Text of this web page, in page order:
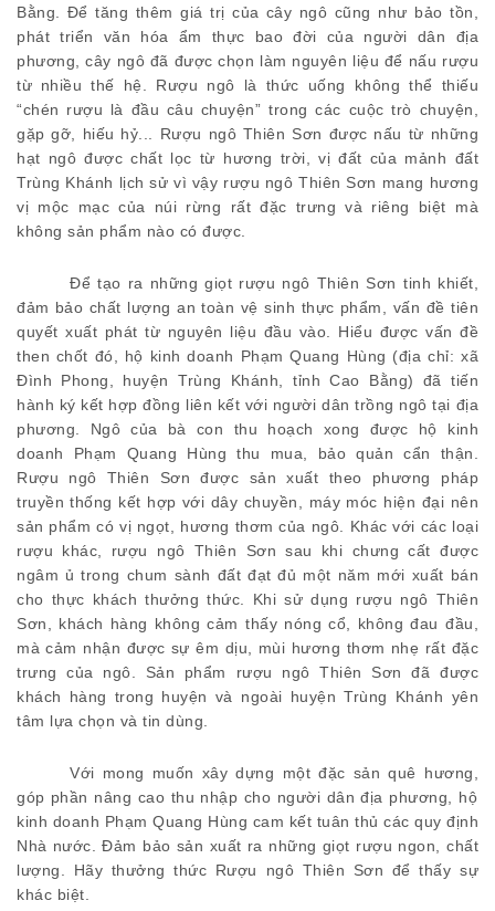
Bằng. Để tăng thêm giá trị của cây ngô cũng như bảo tồn,
phát triển văn hóa ẩm thực bao đời của người dân địa
phương,
cây ngô đã đượcchọn làm nguyên liệu để nấu rượu
từ nhiều thế hệ
. Rượu ngô là thức uống không thể thiếu
“chén rượu là đầu câu chuyện” trong các cuộc trò chuyện,
gặp gỡ, hiếu hỷ ... Rượu ngô Thiên Sơn được nấu từ những
hạt ngô được chất lọc từ hương trời, vị đất của mảnh đất
Trùng Khánh lịch sử vì vậy rượu ngô Thiên Sơn mang hương
vị mộc mạc của núi rừng rất đặc trưng và riêng biệt mà
không sản phẩm nào có được.
Đểtạo ra những giọt rượu ngô Thiên Sơntinh khiết,
đảm bảo chất lượng an toàn vệ sinh thực phẩm, vấn đề tiên
quyết xuất phát từ nguyên liệu đầu vào. Hiểu được vấn đề
then chốt đó, hộ kinh doanh Phạm Quang Hùng (địa chỉ: xã
Đình Phong, huyện Trùng Khánh, tỉnh Cao Bằng) đã tiến
hành ký kết hợp đồng liên kết với người dân trồng ngô tại địa
phương. Ngô của bà con thu hoạch xong được hộ kinh
doanh Phạm Quang Hùng thu mua , bảo quản cẩn thận.
Rượu ngô Thiên Sơn được sản xuất theo phương pháp
truyền thống kết hợp với dây chuyền, máy móc hiện đại nên
sản phẩm có vị ngọt, hương thơm của ngô Khác với các loại
rượu khác , rượu ngô Thiên Sơn sau khi chưng cất được
ngâm ủ trong chum sành đất đạt đủ một năm mới xuất bán
cho thực khách thưởng thức. Khi sử dụng rượu ngô Thiên
Sơn , khách hàng khôngcảm thấy nóng cổ, không đau đầu,
mà cảm nhận được sự êm dịu, mùi hương thơm nhẹ rất đặc
trưng của ngô. Sản phẩm rượu ngô Thiên Sơn đã được
khách hàng trong huyện và ngoài huyện Trùng Khánh yên
tâm lựa chọn và tin dùng.
Với mong muốn xây dựng một đặc sản quê hương
góp phần nâng cao thu nhập cho người dân địa phương, hộ
kinh doanh Phạm Quang Hùng cam kết tuân thủ các quy định
Nhà nước Đảm bảo sản xuất ra những giọt rượu ngon, chất
lượng . Hãy thưởng thức Rượu ngô Thiên Sơn để thấy sự
khác biệt.